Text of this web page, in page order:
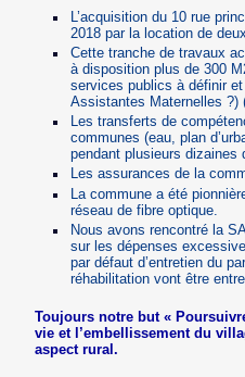
L’acquisition du 10 rue
2018 par la location de
Cette tranche de travaux
à disposition plus de 300
services publics à définir
Assistantes Maternelles ?)
Les transferts de
communes (eau, plan
pendant plusieurs dizaines
Les assurances de la
La commune a été
réseau de fibre optique.
Nous avons rencontré la
sur les dépenses
par défaut d’entretien du
réhabilitation vont être
Toujours notre but «
vie et l’embellissement du
aspect rural.